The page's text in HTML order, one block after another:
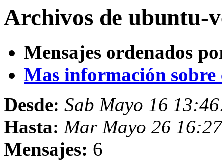
Archivos de ubuntu-
Mensajes ordenados
Mas información sobre
Desde: Sab Mayo 16
Hasta: Mar Mayo 26
Mensajes: 6